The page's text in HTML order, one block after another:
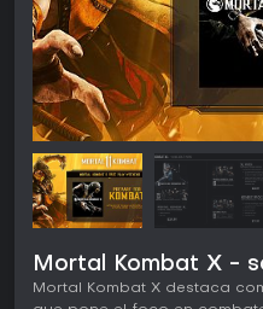
Mortal Kombat X -
Mortal Kombat X destaca